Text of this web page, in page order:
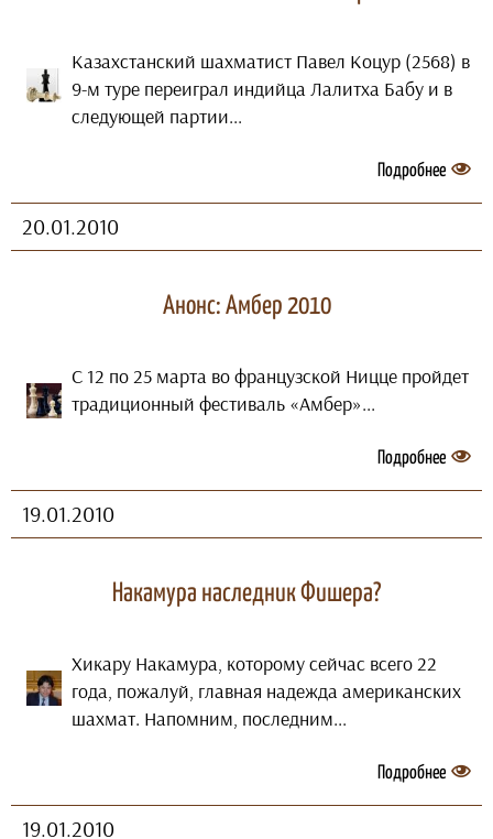
Казахстанский шахматист Павел Коцур (2568) в
9-м туре переиграл индийца Лалитха Бабу и в
следующей партии...
Подробнее
20.01.2010
Анонс: Амбер 2010
С 12 по 25 марта во французской Ницце пройдет
традиционный фестиваль «Амбер»...
Подробнее
19.01.2010
Накамура наследник Фишера?
Хикару Накамура, которому сейчас всего 22
года, пожалуй, главная надежда американских
шахмат. Напомним, последним...
Подробнее
19.01.2010